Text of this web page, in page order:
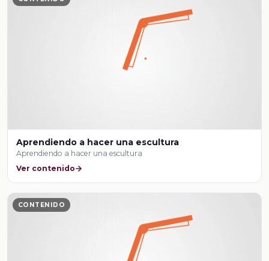
Aprendiendo a hacer una escultura
Aprendiendo a hacer una escultura
Ver contenido
CONTENIDO